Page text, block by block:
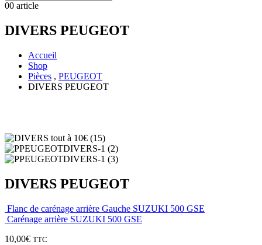
00 article
DIVERS PEUGEOT
Accueil
Shop
Pièces , PEUGEOT
DIVERS PEUGEOT
DIVERS PEUGEOT
Flanc de carénage arrière Gauche SUZUKI 500 GSE
Carénage arrière SUZUKI 500 GSE
10,00€ TTC